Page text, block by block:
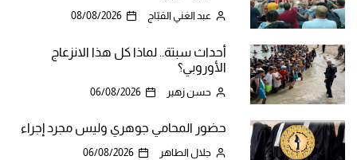
عبد الغني القبّاج 08/08/2026
أحداث سبتة.. لماذا كل هذا الانزعاج
الأوروبي؟
حسن زهير 06/08/2026
حضور المحامي جوهري وليس مجرد إجراء
جلال الطاهر 06/08/2026